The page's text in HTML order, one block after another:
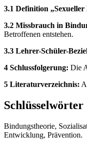
3.1 Definition
3.2 Missbrauch in
Betroffenen entstehen.
3.3 Lehrer-Schüler-
4 Schlussfolgerung: Die
5 Literaturverzeichnis:
Schlüsselwörter
Bindungstheorie,
Entwicklung, Prävention.